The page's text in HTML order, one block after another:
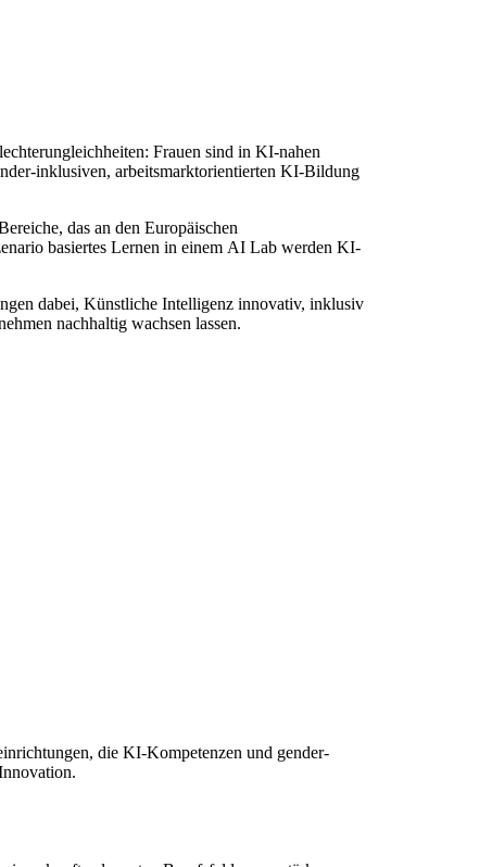
Frauen sind in KI-nahen
inklusiven, arbeitsmarktorientierten KI-Bildung
das an den Europäischen
basiertes Lernen in einem AI Lab werden KI-
dabei, Künstliche Intelligenz innovativ, inklusiv
nachhaltig wachsen lassen.
die KI-Kompetenzen und gender-